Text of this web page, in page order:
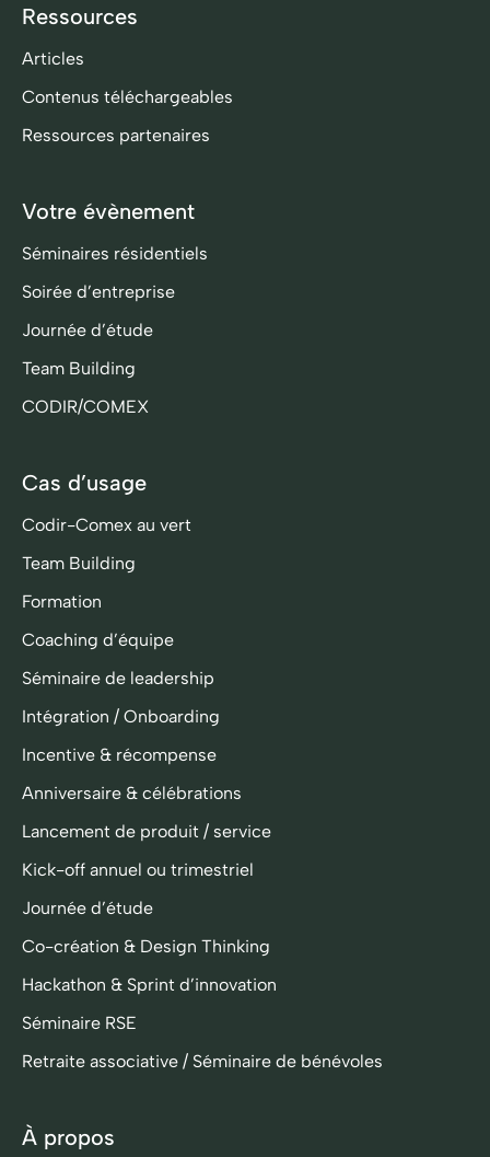
Ressources
Articles
Contenus téléchargeables
Ressources partenaires
Votre évènement
Séminaires résidentiels
Soirée d’entreprise
Journée d’étude
Team Building
CODIR/COMEX
Cas d’usage
Codir-Comex au vert
Team Building
Formation
Coaching d’équipe
Séminaire de leadership
Intégration / Onboarding
Incentive & récompense
Anniversaire & célébrations
Lancement de produit / service
Kick-off annuel ou trimestriel
Journée d’étude
Co-création & Design Thinking
Hackathon & Sprint d’innovation
Séminaire RSE
Retraite associative / Séminaire de bénévoles
À propos